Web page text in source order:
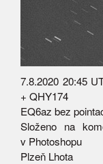
7.8.2020 20:45
+ QHY174
EQ6az bez
Složeno na
v Photoshopu
Plzeň Lhota